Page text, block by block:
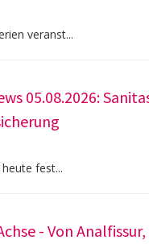
veranst...
05.08.2026:
fest...
- Von